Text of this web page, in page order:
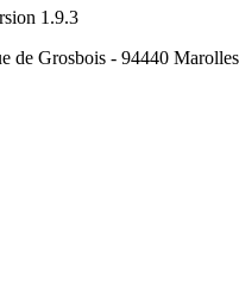
1.9.3
de Grosbois - 94440